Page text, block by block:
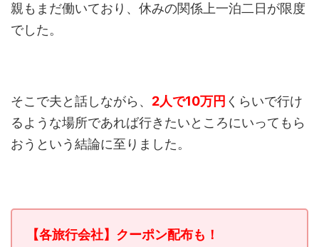
親もまだ働いており、休みの関係上一泊二日が限度
でした。
そこで夫と話しながら、 2人で10万円 くらいで行け
るような場所であれば行きたいところにいってもら
おうという結論に至りました。
【各旅行会社】クーポン配布も！